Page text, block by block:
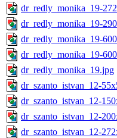
dr_redly_monika_19-
dr_redly_monika_19-
dr_redly_monika_19-
dr_redly_monika_19-
dr_redly_monika_19.jpg
dr_szanto_istvan_12-
dr_szanto_istvan_12-
dr_szanto_istvan_12-
dr_szanto_istvan_12-